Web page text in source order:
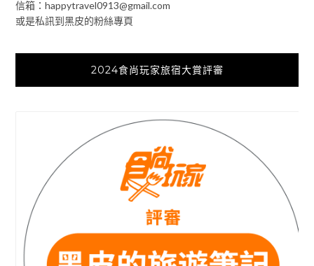
信箱：happytravel0913@gmail.com
或是私訊到黑皮的粉絲專頁
2024食尚玩家旅宿大賞評審